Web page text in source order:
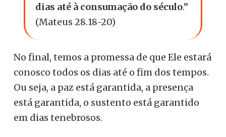
dias até à consumação do século.”
(Mateus 28.18-20)
No final, temos a promessa de que Ele estará
conosco todos os dias até o fim dos tempos.
Ou seja, a paz está garantida, a presença
está garantida, o sustento está garantido
em dias tenebrosos.